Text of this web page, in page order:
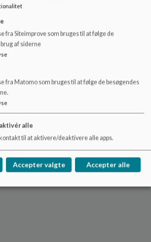
en tilbagemelding på, når et
fra Siteimprove som bruges til at følge de
af siderne
fra Matomo som bruges til at følge de besøgendes
alle
til at aktivere/deaktivere alle apps.
Accepter valgte Accepter alle